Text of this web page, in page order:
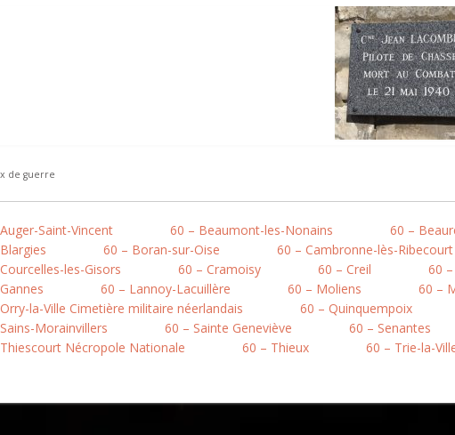
de guerre
Saint-Vincent 60 – Beaumont-les-Nonains 60 –
60 – Boran-sur-Oise 60 – Cambronne-lès-
les-Gisors
60 – Cramoisy 60 – Creil 60
60 – Lannoy-Lacuillère 60 – Moliens 60 –
la-Ville Cimetière militaire néerlandais
60 – Quinquempoix
Morainvillers
60 – Sainte Geneviève 60 – Senantes
Nécropole Nationale
60 – Thieux 60 – Trie-la-